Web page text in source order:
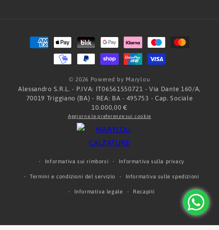
Metodi
di
pagamento
© 2026 Powered by Marylou
Alessandro S.R.L. - P.IVA: IT06561550721 - Via Dante 160/A,
70019 Triggiano (BA) - REA: BA - 495753 - Cap. Sociale
10.000,00 €
Aggiorna le preferenze sui cookie
Informativa sui rimborsi Informativa sulla privacy
Termini e condizioni del servizio Informativa sulle spedizioni
Informativa legale Recapiti